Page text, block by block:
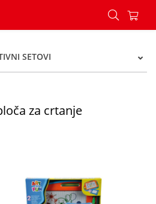
ploča za crtanje - Konzum
SETOVI
za crtanje